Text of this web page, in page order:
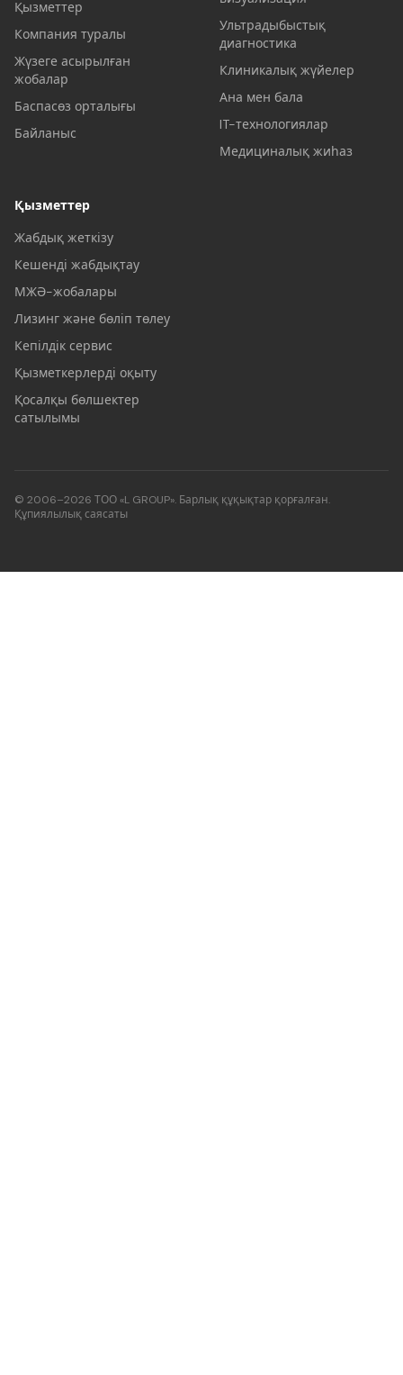
Қызметтер
Компания туралы
Жүзеге асырылған
жобалар
Баспасөз орталығы
Байланыс
Ультрадыбыстық
диагностика
Клиникалық жүйелер
Ана мен бала
IT-технологиялар
Медициналық жиһаз
Қызметтер
Жабдық жеткізу
Кешенді жабдықтау
МЖӘ-жобалары
Лизинг және бөліп төлеу
Кепілдік сервис
Қызметкерлерді оқыту
Қосалқы бөлшектер
сатылымы
© 2006–2026 ТОО «L GROUP». Барлық құқықтар қорғалған.
Құпиялылық саясаты